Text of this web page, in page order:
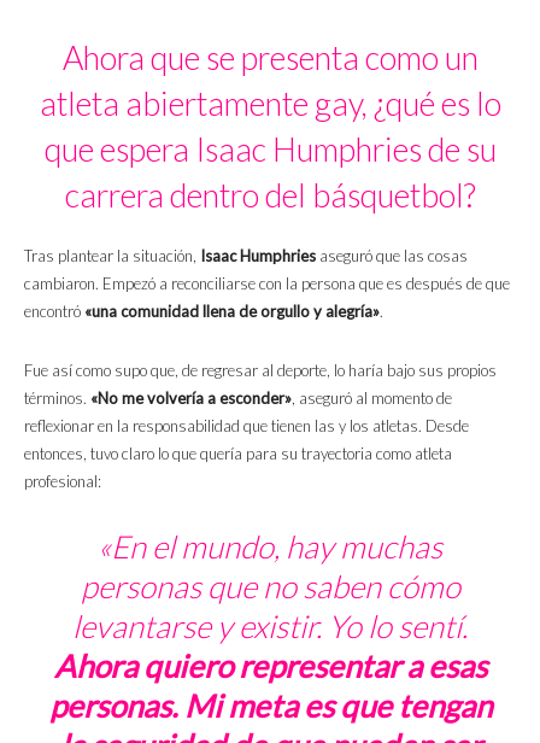
Ahora que se presenta como un
atleta abiertamente gay, ¿qué es lo
que espera Isaac Humphries de su
carrera dentro del básquetbol?
Tras plantear la situación, Isaac Humphries aseguró que las cosas
cambiaron. Empezó a reconciliarse con la persona que es después de que
encontró «una comunidad llena de orgullo y alegría».
Fue así como supo que, de regresar al deporte, lo haría bajo sus propios
términos. «No me volvería a esconder», aseguró al momento de
reflexionar en la responsabilidad que tienen las y los atletas. Desde
entonces, tuvo claro lo que quería para su trayectoria como atleta
profesional:
«En el mundo, hay muchas
personas que no saben cómo
levantarse y existir. Yo lo sentí.
Ahora quiero representar a esas
personas. Mi meta es que tengan